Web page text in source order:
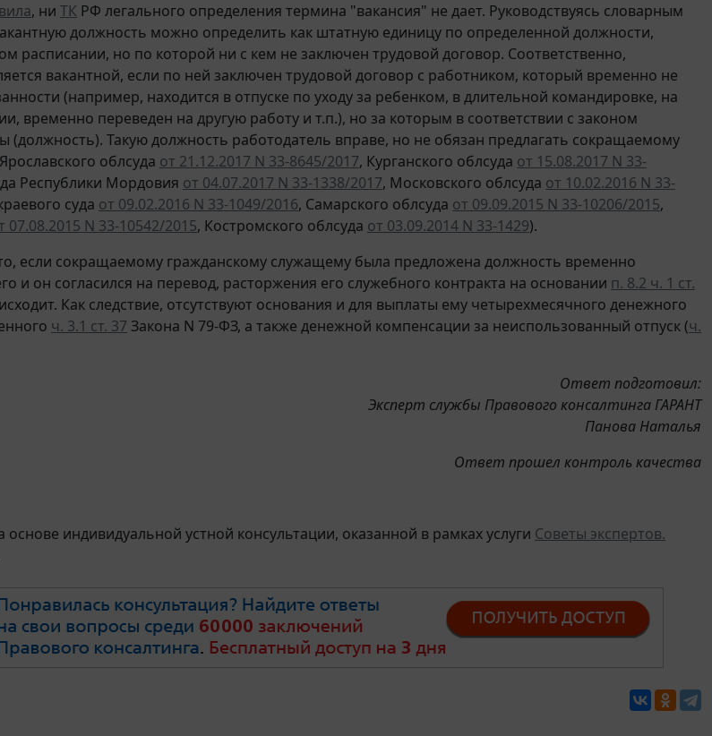
, ни ТК РФ легального определения термина "вакансия" не дает. Руководствуясь словарным
должность можно определить как штатную единицу по определенной должности,
расписании, но по которой ни с кем не заключен трудовой договор. Соответственно,
вакантной, если по ней заключен трудовой договор с работником, который временно не
(например, находится в отпуске по уходу за ребенком, в длительной командировке, на
временно переведен на другую работу и т.п.), но за которым в соответствии с законом
(должность). Такую должность работодатель вправе, но не обязан предлагать сокращаемому
облсуда от 21.12.2017 N 33-8645/2017, Курганского облсуда от 15.08.2017 N 33-
Республики Мордовия от 04.07.2017 N 33-1338/2017, Московского облсуда от 10.02.2016 N 33-
суда от 09.02.2016 N 33-1049/2016, Самарского облсуда от 09.09.2015 N 33-10206/2015,
07.08.2015 N 33-10542/2015, Костромского облсуда от 03.09.2014 N 33-1429).
если сокращаемому гражданскому служащему была предложена должность временно
и он согласился на перевод, расторжения его служебного контракта на основании п. 8.2 ч. 1 ст.
Как следствие, отсутствуют основания и для выплаты ему четырехмесячного денежного
ч. 3.1 ст. 37 Закона N 79-ФЗ, а также денежной компенсации за неиспользованный отпуск (ч.
Ответ подготовил:
Эксперт службы Правового консалтинга ГАРАНТ
Панова Наталья
Ответ прошел контроль качества
индивидуальной устной консультации, оказанной в рамках услуги Советы экспертов.